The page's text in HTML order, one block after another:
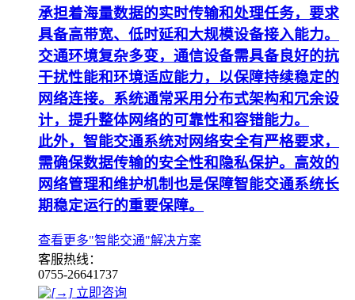
承担着海量数据的实时传输和处理任务，要求
具备高带宽、低时延和大规模设备接入能力。
交通环境复杂多变，通信设备需具备良好的抗
干扰性能和环境适应能力，以保障持续稳定的
网络连接。系统通常采用分布式架构和冗余设
计，提升整体网络的可靠性和容错能力。
此外，智能交通系统对网络安全有严格要求，
需确保数据传输的安全性和隐私保护。高效的
网络管理和维护机制也是保障智能交通系统长
期稳定运行的重要保障。
查看更多"智能交通"解决方案
客服热线：
0755-26641737
立即咨询